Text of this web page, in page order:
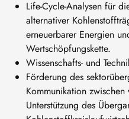
Life-Cycle-Analysen für
alternativer
erneuerbarer Energien
Wertschöpfungskette.
Wissenschafts- und
Förderung des
Kommunikation
Unterstützung des